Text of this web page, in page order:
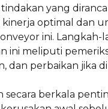
tindakan yang
kinerja optimal dan
ini. Langkah-
ini meliputi
dan perbaikan jika
secara berkala